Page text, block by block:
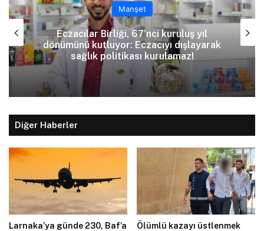
Manşet
Eczacılar Birliği, 67’nci kuruluş yıl
dönümünü kutluyor: Eczacıyı dışlayarak
sağlık politikası kurulamaz!
Diğer Haberler
Larnaka’ya günde 230, Baf’a
Ölümlü kazayı üstlenmek